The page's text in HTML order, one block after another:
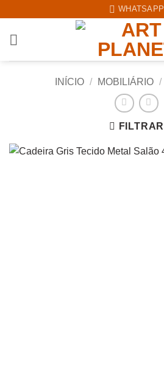
content
WHATSAPP
INÍCIO / MOBILIÁRIO /
FILTRAR